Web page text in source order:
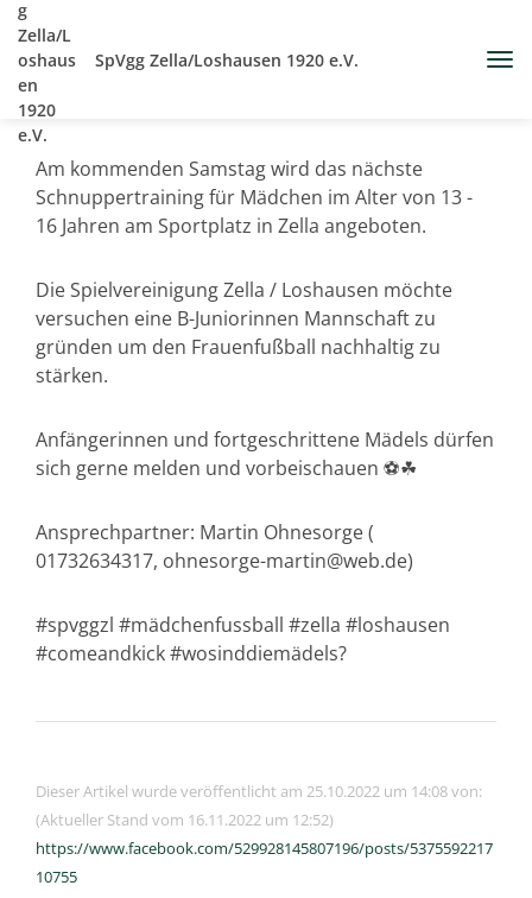
SpVgg Zella/Loshausen 1920 e.V.
Am kommenden Samstag wird das nächste
Schnuppertraining für Mädchen im Alter von 13 -
16 Jahren am Sportplatz in Zella angeboten.
Die Spielvereinigung Zella / Loshausen möchte
versuchen eine B-Juniorinnen Mannschaft zu
gründen um den Frauenfußball nachhaltig zu
stärken.
Anfängerinnen und fortgeschrittene Mädels dürfen
sich gerne melden und vorbeischauen ⚽☘
Ansprechpartner: Martin Ohnesorge (
01732634317, ohnesorge-martin@web.de)
#spvggzl #mädchenfussball #zella #loshausen
#comeandkick #wosinddiemädels?
Dieser Artikel wurde veröffentlicht am 25.10.2022 um 14:08 von:
(Aktueller Stand vom 16.11.2022 um 12:52)
https://www.facebook.com/529928145807196/posts/5375592217
10755